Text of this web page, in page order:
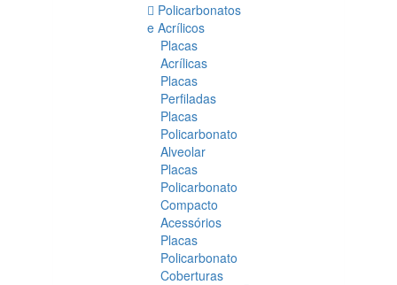
Policarbonatos
e Acrílicos
Placas
Acrílicas
Placas
Perfiladas
Placas
Policarbonato
Alveolar
Placas
Policarbonato
Compacto
Acessórios
Placas
Policarbonato
Coberturas